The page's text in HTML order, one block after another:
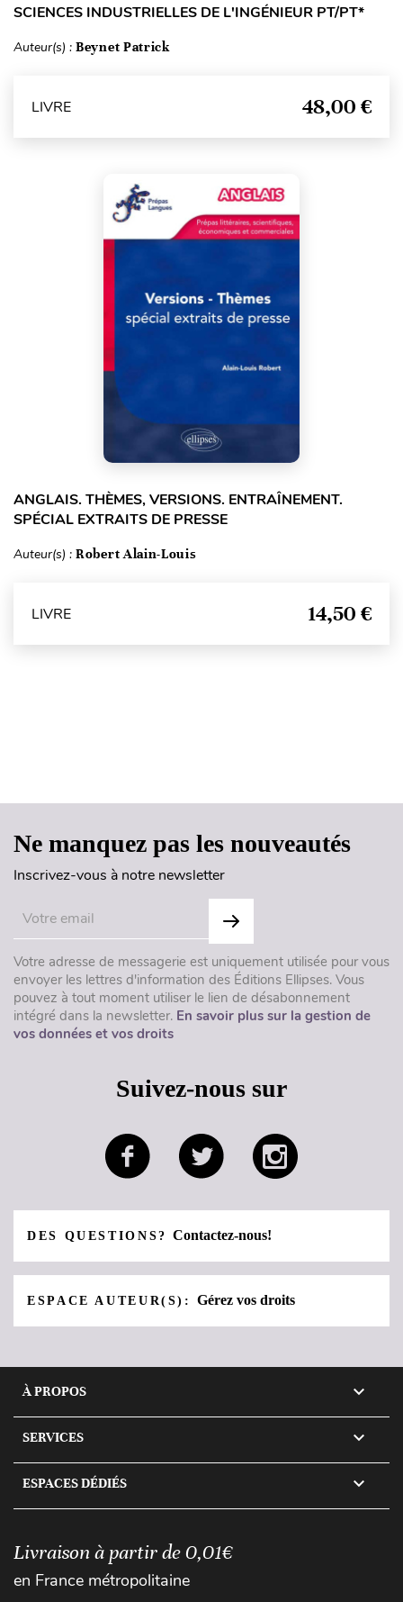
SCIENCES INDUSTRIELLES DE L'INGÉNIEUR PT/PT*
Auteur(s) : Beynet Patrick
LIVRE 48,00 €
ANGLAIS. THÈMES, VERSIONS. ENTRAÎNEMENT.
SPÉCIAL EXTRAITS DE PRESSE
Auteur(s) : Robert Alain-Louis
LIVRE 14,50 €
Ne manquez pas les nouveautés
Inscrivez-vous à notre newsletter
Votre adresse de messagerie est uniquement utilisée pour vous
envoyer les lettres d'information des Éditions Ellipses. Vous
pouvez à tout moment utiliser le lien de désabonnement
intégré dans la newsletter. En savoir plus sur la gestion de
vos données et vos droits
Suivez-nous sur
DES QUESTIONS?Contactez-nous!
ESPACE AUTEUR(S):Gérez vos droits
À PROPOS 
SERVICES 
ESPACES DÉDIÉS 
Livraison à partir de 0,01€
en France métropolitaine